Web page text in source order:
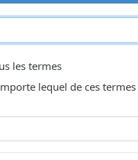
les termes
lequel de ces termes